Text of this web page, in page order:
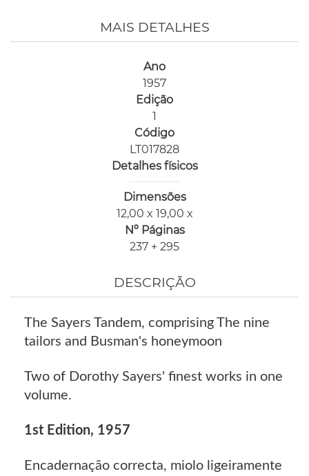
MAIS DETALHES
Ano
1957
Edição
1
Código
LT017828
Detalhes físicos
Dimensões
12,00 x 19,00 x
Nº Páginas
237 + 295
DESCRIÇÃO
The Sayers Tandem, comprising The nine
tailors and Busman's honeymoon
Two of Dorothy Sayers' finest works in one
volume.
1st Edition, 1957
Encadernação correcta, miolo ligeiramente